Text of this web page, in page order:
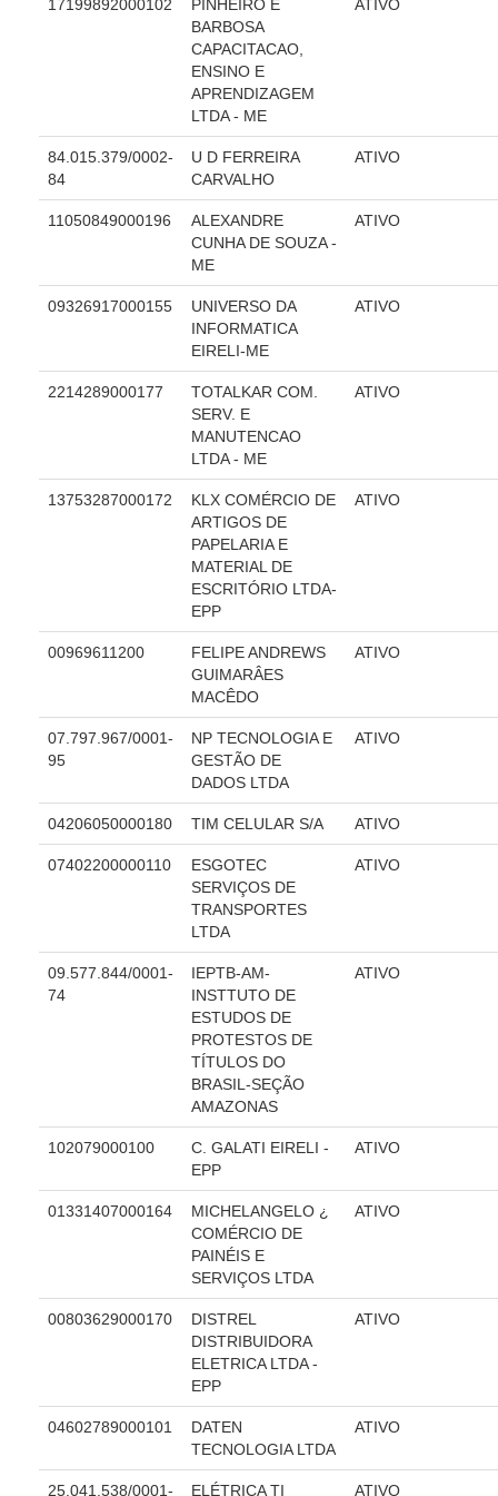
Juízes Substitutos
Comitê Gestor Regional do PJe
Comitê Gestor Regional do e-Gestão e de Tabelas
Processuais Unificadas
Comitê do Datajud
Comissão Regional de Pesquisa Judiciária e Ciência de
Dados
Comissão de Ética
Comitê de Priorização do Primeiro Grau
Comissão de Uniformização de Jurisprudência
Comitê de Gestão de Pessoas
Comissão de Vitaliciamento
Comitê de Atenção Integral à Saúde de Magistrados e
Servidores
Comitê de Segurança Permanente
Comitê de Combate ao Trabalho Infantil e de Estímulo à
Comitê de Incentivo à Participação Institucional Feminina
no âmbito do TRT-11
Comitê de Prevenção e Enfrentamento do Assédio
Moral, do Assédio Sexual e da Discriminação
Comissão Permanente de Gestão Socioambiental
Comitê Gestor do Plano de Contratações e Aquisições
no Âmbito do TRT11
Grupo Operacional do Centro de Inteligência
Comitê de Equidade de Raça, Gênero e Diversidade
Comitê PopRuaJud
Comissão Permanente de Avaliação Documental
Governança de TI
Gestão Estratégica
Governança das Contratações Obras
Rede de Governança Colaborativa
Gestão de Riscos
Laboratório de Inovação
Assessoria de Governança de Gestão de Pessoas
Sites Institucionais
Biblioteca
Centro de Memória
Educação a distância
17199892000102
PINHEIRO E
BARBOSA
CAPACITACAO,
ENSINO E
APRENDIZAGEM
LTDA - ME
ATIVO
84.015.379/0002-
84
U D FERREIRA
CARVALHO
ATIVO
11050849000196
ALEXANDRE
CUNHA DE SOUZA -
ME
ATIVO
09326917000155
UNIVERSO DA
INFORMATICA
EIRELI-ME
ATIVO
2214289000177
TOTALKAR COM.
SERV. E
MANUTENCAO
LTDA - ME
ATIVO
13753287000172
KLX COMÉRCIO DE
ARTIGOS DE
PAPELARIA E
MATERIAL DE
ESCRITÓRIO LTDA-
EPP
ATIVO
00969611200
FELIPE ANDREWS
GUIMARÂES
MACÊDO
ATIVO
07.797.967/0001-
95
NP TECNOLOGIA E
GESTÃO DE
DADOS LTDA
ATIVO
04206050000180 TIM CELULAR S/A ATIVO
07402200000110
ESGOTEC
SERVIÇOS DE
TRANSPORTES
LTDA
ATIVO
09.577.844/0001-
74
IEPTB-AM-
INSTTUTO DE
ESTUDOS DE
PROTESTOS DE
TÍTULOS DO
BRASIL-SEÇÃO
AMAZONAS
ATIVO
102079000100
C. GALATI EIRELI -
EPP
ATIVO
01331407000164
MICHELANGELO ¿
COMÉRCIO DE
PAINÉIS E
SERVIÇOS LTDA
ATIVO
00803629000170
DISTREL
DISTRIBUIDORA
ELETRICA LTDA -
EPP
ATIVO
04602789000101
DATEN
TECNOLOGIA LTDA
ATIVO
25.041.538/0001- ELÉTRICA TI ATIVO